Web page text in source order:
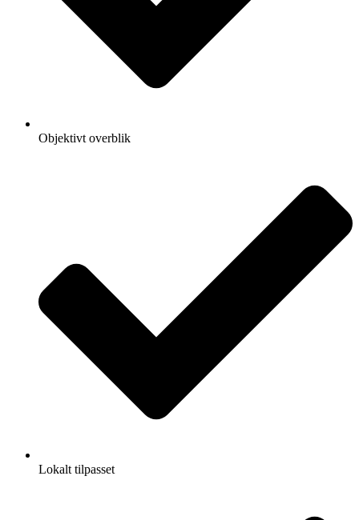
Objektivt overblik
Lokalt tilpasset